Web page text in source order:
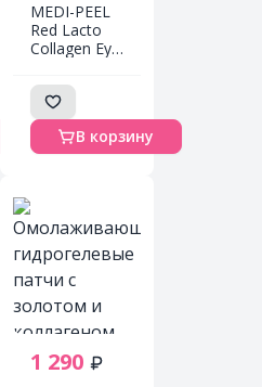
MEDI-PEEL
Red Lacto
Collagen Eye
Укрепляющие
патчи с
гидролизатом
коллагенаВ корзину
1 290